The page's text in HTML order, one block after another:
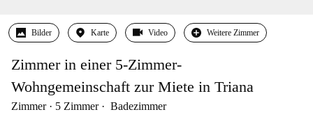
Bilder Karte Video Weitere Zimmer
Zimmer in einer 5-Zimmer-
Wohngemeinschaft zur Miete in Triana
Zimmer 5 Zimmer Badezimmer